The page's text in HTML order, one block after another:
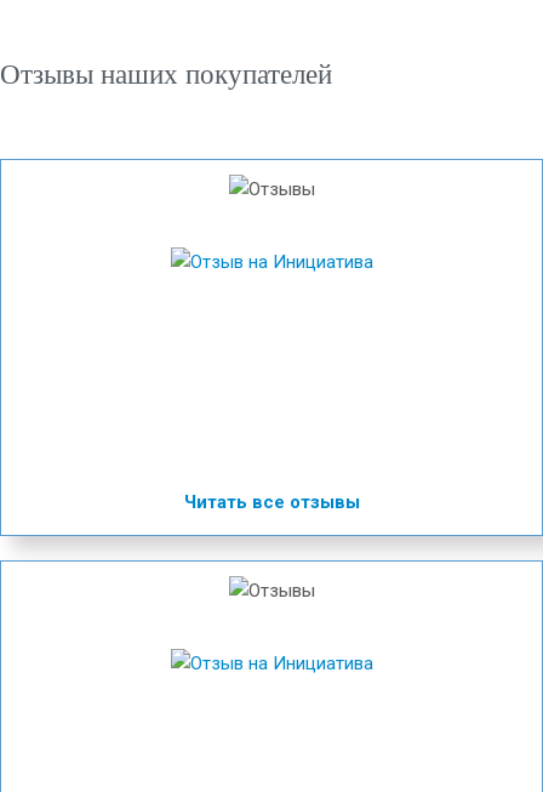
Отзывы наших покупателей
Читать все отзывы